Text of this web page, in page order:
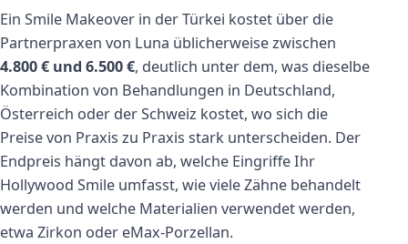
Ein Smile Makeover in der Türkei kostet über die
Partnerpraxen von Luna üblicherweise zwischen
4.800 € und 6.500 €, deutlich unter dem, was dieselbe
Kombination von Behandlungen in Deutschland,
Österreich oder der Schweiz kostet, wo sich die
Preise von Praxis zu Praxis stark unterscheiden. Der
Endpreis hängt davon ab, welche Eingriffe Ihr
Hollywood Smile umfasst, wie viele Zähne behandelt
werden und welche Materialien verwendet werden,
etwa Zirkon oder eMax-Porzellan.